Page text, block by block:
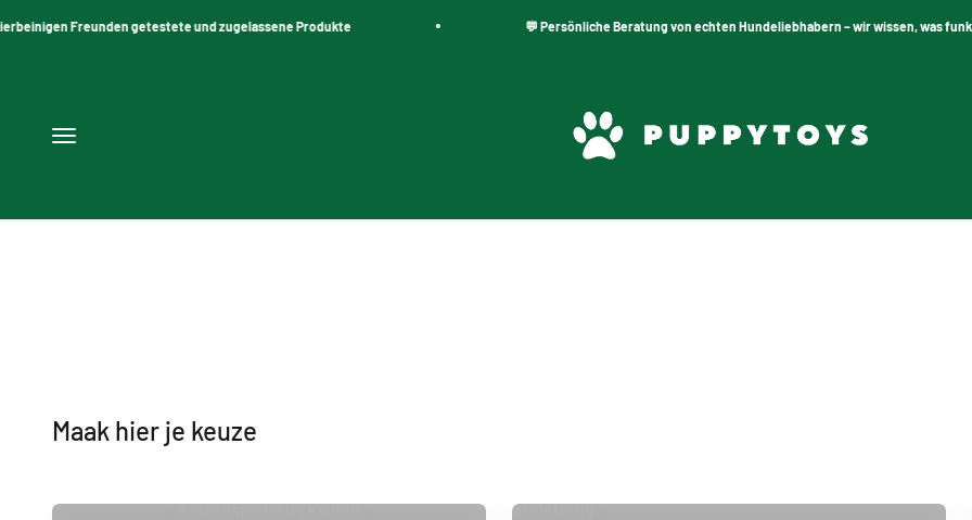
Freunden getestete und zugelassene Produkte 💬 Persönliche Beratung von echten Hundeliebhabern – wir wissen, was
Navigationsmenü öffnen
Maak hier je keuze
Katzenspielzeug kaufen Katzenkratzspielzeug